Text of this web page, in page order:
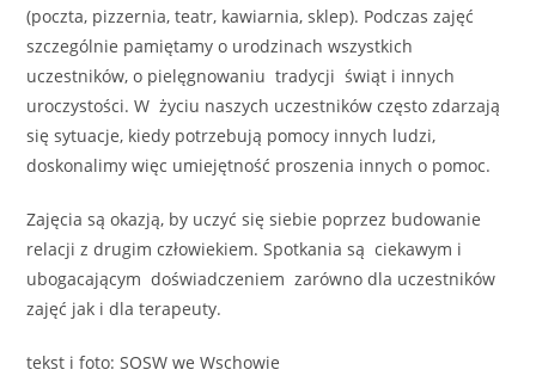
(poczta, pizzernia, teatr, kawiarnia, sklep). Podczas zajęć
szczególnie pamiętamy o urodzinach wszystkich
uczestników, o pielęgnowaniu tradycji świąt i innych
uroczystości. W życiu naszych uczestników często zdarzają
się sytuacje, kiedy potrzebują pomocy innych ludzi,
doskonalimy więc umiejętność proszenia innych o pomoc.
Zajęcia są okazją, by uczyć się siebie poprzez budowanie
relacji z drugim człowiekiem. Spotkania są ciekawym i
ubogacającym doświadczeniem zarówno dla uczestników
zajęć jak i dla terapeuty.
tekst i foto: SOSW we Wschowie